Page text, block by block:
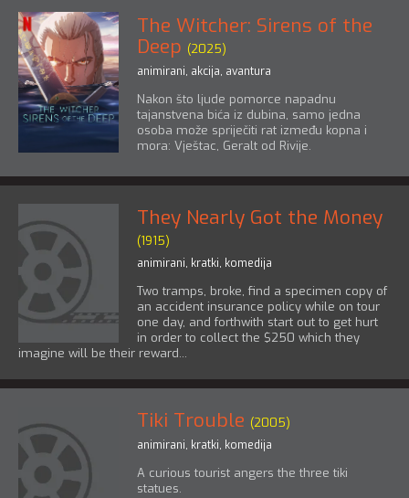
The Witcher: Sirens of the
Deep (2025)
animirani, akcija, avantura
Nakon što ljude pomorce napadnu
tajanstvena bića iz dubina, samo jedna
osoba može spriječiti rat između kopna i
mora: Vještac, Geralt od Rivije.
They Nearly Got the Money
(1915)
animirani, kratki, komedija
Two tramps, broke, find a specimen copy of
an accident insurance policy while on tour
one day, and forthwith start out to get hurt
in order to collect the $250 which they
imagine will be their reward...
Tiki Trouble (2005)
animirani, kratki, komedija
A curious tourist angers the three tiki
statues.